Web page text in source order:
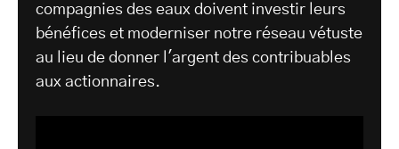
compagnies des eaux doivent investir leurs
bénéfices et moderniser notre réseau vétuste
au lieu de donner l'argent des contribuables
aux actionnaires.